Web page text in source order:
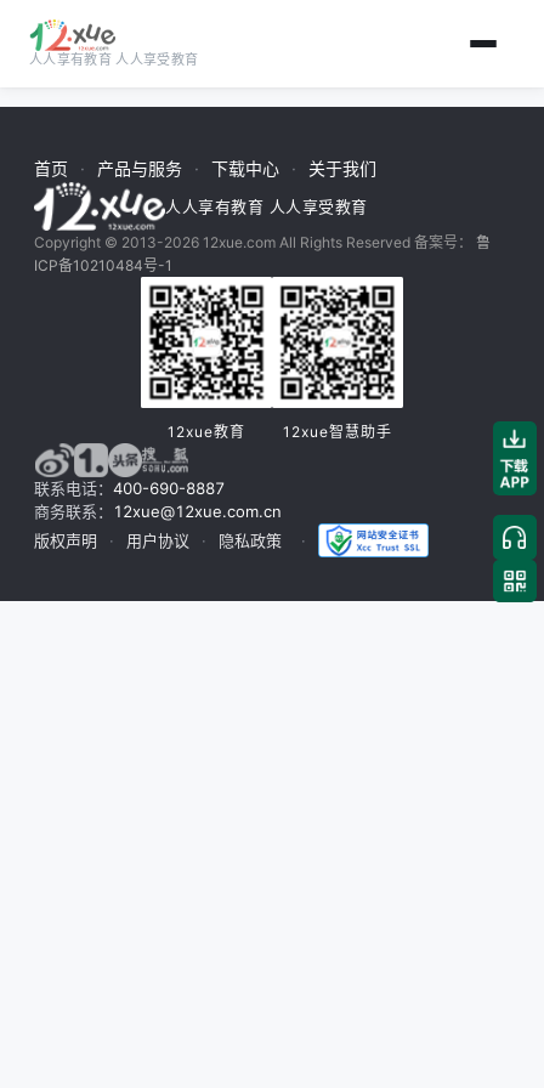
人人享有教育 人人享受教育
首页 产品与服务 下载中心 关于我们
人人享有教育 人人享受教育
Copyright © 2013-2026 12xue.com All Rights Reserved 备案号： 鲁
ICP备10210484号-1
12xue教育 12xue智慧助手
联系电话： 400-690-8887
商务联系：
12xue@12xue.com.cn
版权声明
用户协议 隐私政策